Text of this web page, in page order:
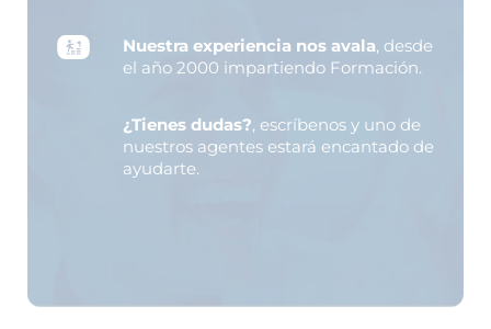
Nuestra experiencia nos avala, desde
el año 2000 impartiendo Formación.
¿Tienes dudas?, escríbenos y uno de
nuestros agentes estará encantado de
ayudarte.